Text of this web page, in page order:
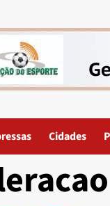
Cidades